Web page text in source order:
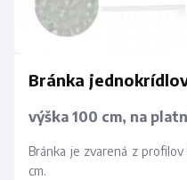
Bránka
výška 100 cm, na
Bránka je zvarená z
cm.